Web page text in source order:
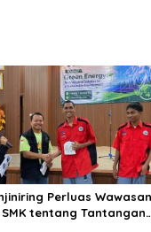
Perluas Wawasan
Tantangan